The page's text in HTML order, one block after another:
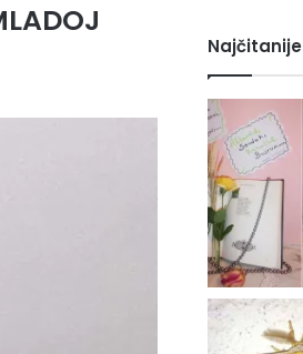
Najčitanije